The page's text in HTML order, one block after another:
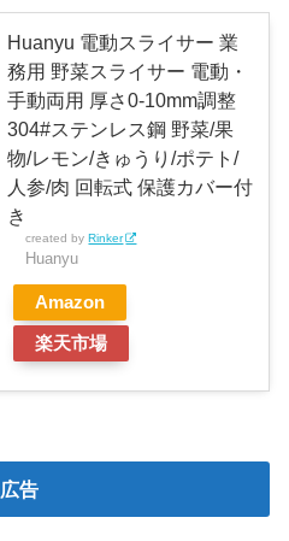
Huanyu 電動スライサー 業
務用 野菜スライサー 電動・
手動両用 厚さ0-10mm調整
304#ステンレス鋼 野菜/果
物/レモン/きゅうり/ポテト/
人参/肉 回転式 保護カバー付
き
created byRinker
Huanyu
Amazon
楽天市場
広告